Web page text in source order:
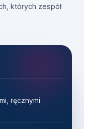
których zespół
ręcznymi